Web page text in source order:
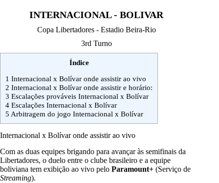
INTERNACIONAL - BOLIVAR
Copa Libertadores - Estadio Beira-Rio
3rd Turno
Índice
1 Internacional x Bolívar onde assistir ao vivo
2 Internacional x Bolívar onde assistir e horário:
3 Escalações prováveis Internacional x Bolívar
4 Escalações Internacional x Bolívar
5 Arbitragem do jogo Internacional x Bolívar
Internacional x Bolívar onde assistir ao vivo
Com as duas equipes brigando para avançar às semifinais da
Libertadores, o duelo entre o clube brasileiro e a equipe
boliviana tem exibição ao vivo pelo Paramount+ (Serviço de
Streaming).